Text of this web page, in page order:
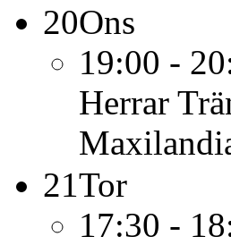
20Ons
19:00 -
Herrar
21Tor
17:30 -